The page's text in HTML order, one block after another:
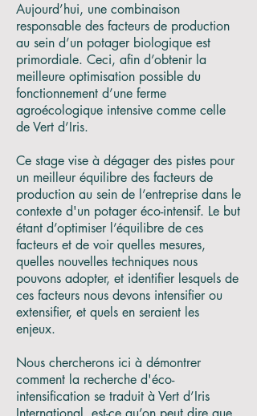
Aujourd’hui, une combinaison
responsable des facteurs de production
au sein d’un potager biologique est
primordiale. Ceci, afin d’obtenir la
meilleure optimisation possible du
fonctionnement d’une ferme
agroécologique intensive comme celle
de Vert d’Iris.
Ce stage vise à dégager des pistes pour
un meilleur équilibre des facteurs de
production au sein de l’entreprise dans le
contexte d'un potager éco-intensif. Le but
étant d’optimiser l’équilibre de ces
facteurs et de voir quelles mesures,
quelles nouvelles techniques nous
pouvons adopter, et identifier lesquels de
ces facteurs nous devons intensifier ou
extensifier, et quels en seraient les
enjeux.
Nous chercherons ici à démontrer
comment la recherche d'éco-
intensification se traduit à Vert d’Iris